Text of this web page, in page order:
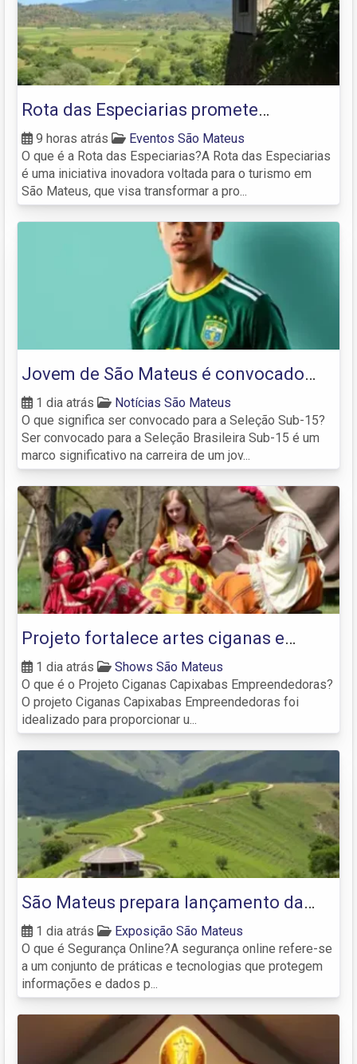
Rota das Especiarias promete
movimentar o turismo em São Mateus
9 horas atrás
Eventos São Mateus
O que é a Rota das Especiarias?A Rota das Especiarias
é uma iniciativa inovadora voltada para o turismo em
São Mateus, que visa transformar a pro...
Jovem de São Mateus é convocado
pela 1ª vez para a Seleção Sub
1 dia atrás
Notícias São Mateus
O que significa ser convocado para a Seleção Sub-15?
Ser convocado para a Seleção Brasileira Sub-15 é um
marco significativo na carreira de um jov...
Projeto fortalece artes ciganas e
transforma tradição em oportunidade
no Norte do ES
1 dia atrás
Shows São Mateus
O que é o Projeto Ciganas Capixabas Empreendedoras?
O projeto Ciganas Capixabas Empreendedoras foi
idealizado para proporcionar u...
São Mateus prepara lançamento da
Rota das Especiarias para fortalecer
turismo rural
1 dia atrás
Exposição São Mateus
O que é Segurança Online?A segurança online refere-se
a um conjunto de práticas e tecnologias que protegem
informações e dados p...